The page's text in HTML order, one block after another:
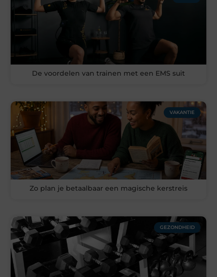
De voordelen van trainen met een EMS suit
VAKANTIE
Zo plan je betaalbaar een magische kerstreis
GEZONDHEID